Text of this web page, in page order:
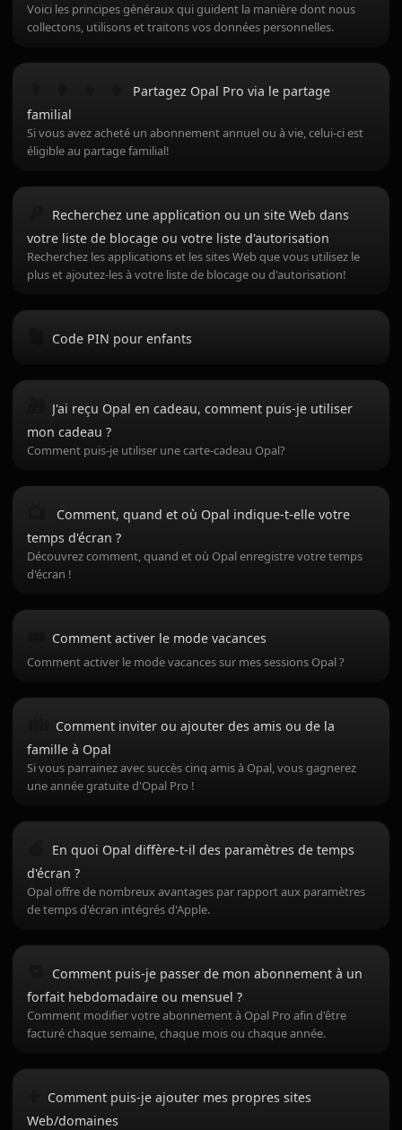
Voici les principes généraux qui guident la manière dont nous
collectons, utilisons et traitons vos données personnelles.
Partagez Opal Pro via le partage
familial
Si vous avez acheté un abonnement annuel ou à vie, celui-ci est
éligible au partage familial!
Recherchez une application ou un site Web dans
votre liste de blocage ou votre liste d'autorisation
Recherchez les applications et les sites Web que vous utilisez le
plus et ajoutez-les à votre liste de blocage ou d'autorisation!
Code PIN pour enfants
J'ai reçu Opal en cadeau, comment puis-je utiliser
mon cadeau ?
Comment puis-je utiliser une carte-cadeau Opal?
Comment, quand et où Opal indique-t-elle votre
temps d'écran ?
Découvrez comment, quand et où Opal enregistre votre temps
d'écran !
Comment activer le mode vacances
Comment activer le mode vacances sur mes sessions Opal ?
Comment inviter ou ajouter des amis ou de la
famille à Opal
Si vous parrainez avec succès cinq amis à Opal, vous gagnerez
une année gratuite d'Opal Pro !
En quoi Opal diffère-t-il des paramètres de temps
d'écran ?
Opal offre de nombreux avantages par rapport aux paramètres
de temps d'écran intégrés d'Apple.
Comment puis-je passer de mon abonnement à un
forfait hebdomadaire ou mensuel ?
Comment modifier votre abonnement à Opal Pro afin d'être
facturé chaque semaine, chaque mois ou chaque année.
Comment puis-je ajouter mes propres sites
Web/domaines